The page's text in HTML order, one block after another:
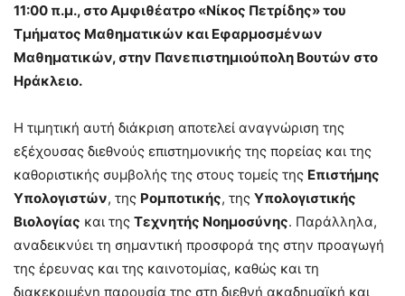
11:00 π.μ., στο Αμφιθέατρο «Νίκος Πετρίδης» του
Τμήματος Μαθηματικών και Εφαρμοσμένων
Μαθηματικών, στην Πανεπιστημιούπολη Βουτών στο
Ηράκλειο.
Η τιμητική αυτή διάκριση αποτελεί αναγνώριση της
εξέχουσας διεθνούς επιστημονικής της πορείας και της
καθοριστικής συμβολής της στους τομείς της Επιστήμης
Υπολογιστών, της Ρομποτικής, της Υπολογιστικής
Βιολογίας και της Τεχνητής Νοημοσύνης. Παράλληλα,
αναδεικνύει τη σημαντική προσφορά της στην προαγωγή
της έρευνας και της καινοτομίας, καθώς και τη
διακεκριμένη παρουσία της στη διεθνή ακαδημαϊκή και